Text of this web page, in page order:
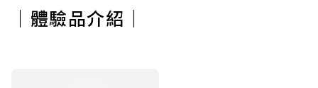
｜體驗品介紹｜